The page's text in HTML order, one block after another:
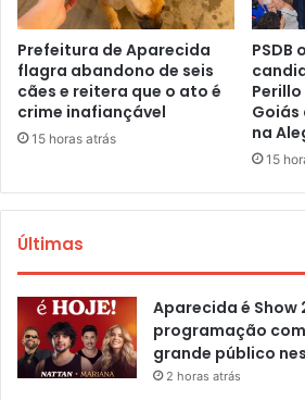
Prefeitura de Aparecida
flagra abandono de seis
cães e reitera que o ato é
crime inafiançável
15 horas atrás
PSDB
Goiás
na
15
Últimas
Aparecida é Show
programação
grande público
2 horas atrás